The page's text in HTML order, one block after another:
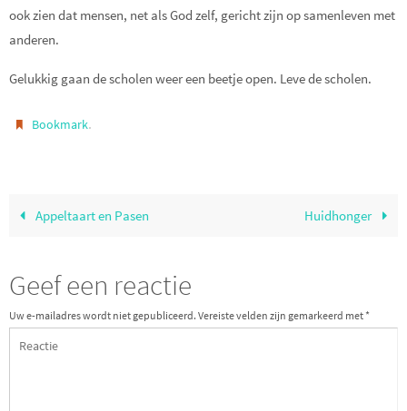
ook zien dat mensen, net als God zelf, gericht zijn op samenleven met
anderen.
Gelukkig gaan de scholen weer een beetje open. Leve de scholen.
Bookmark.
Appeltaart en Pasen Huidhonger
Geef een reactie
Uw e-mailadres wordt niet gepubliceerd. Vereiste velden zijn gemarkeerd met *